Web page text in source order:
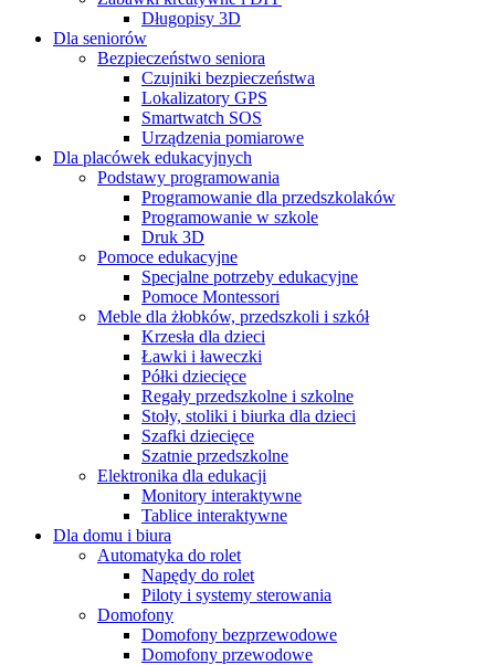
Długopisy 3D
Dla seniorów
Bezpieczeństwo seniora
Czujniki bezpieczeństwa
Lokalizatory GPS
Smartwatch SOS
Urządzenia pomiarowe
Dla placówek edukacyjnych
Podstawy programowania
Programowanie dla przedszkolaków
Programowanie w szkole
Druk 3D
Pomoce edukacyjne
Specjalne potrzeby edukacyjne
Pomoce Montessori
Meble dla żłobków, przedszkoli i szkół
Krzesła dla dzieci
Ławki i ławeczki
Półki dziecięce
Regały przedszkolne i szkolne
Stoły, stoliki i biurka dla dzieci
Szafki dziecięce
Szatnie przedszkolne
Elektronika dla edukacji
Monitory interaktywne
Tablice interaktywne
Dla domu i biura
Automatyka do rolet
Napędy do rolet
Piloty i systemy sterowania
Domofony
Domofony bezprzewodowe
Domofony przewodowe